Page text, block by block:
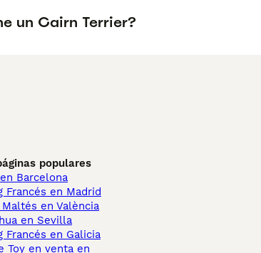
un Cairn Terrier?
populares
Barcelona
Francés en Madrid
en València
en Sevilla
Francés en Galicia
Toy en venta en